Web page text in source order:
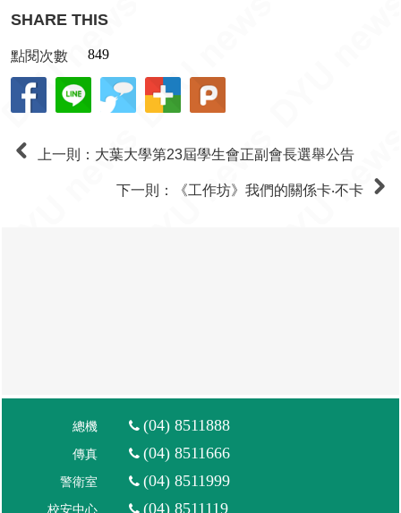
總機 (04) 8511888
傳真 (04) 8511666
警衛室 (04) 8511999
校安中心 (04) 8511119